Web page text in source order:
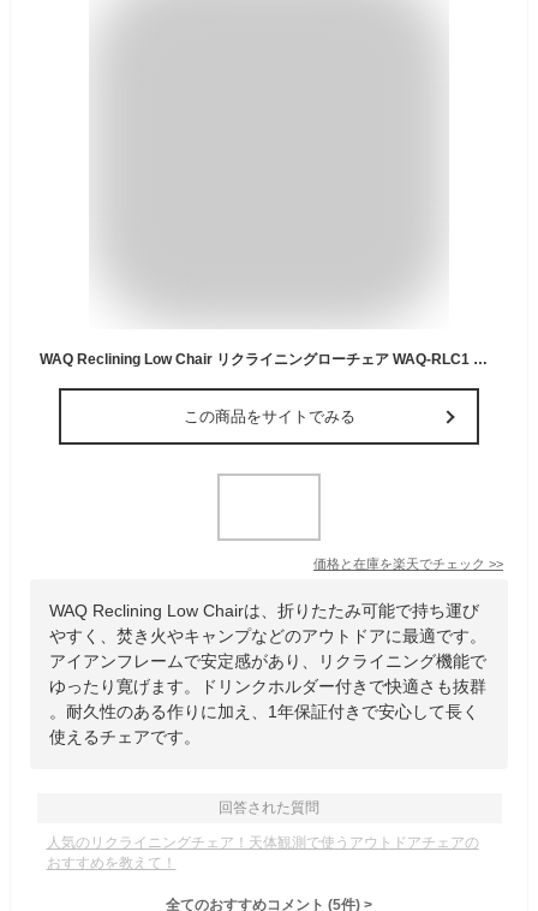
WAQ Reclining Low Chair リクライニングローチェア WAQ-RLC1 折りたたみチェア リクライニングチェア アウトドアチェア 焚き火 キャンプ椅子 リクローチェア【1年保証】
この商品をサイトでみる
価格と在庫を楽天でチェック >>
WAQ Reclining Low Chairは、折りたたみ可能で持ち運び
やすく、焚き火やキャンプなどのアウトドアに最適です。
アイアンフレームで安定感があり、リクライニング機能で
ゆったり寛げます。ドリンクホルダー付きで快適さも抜群
。耐久性のある作りに加え、1年保証付きで安心して長く
使えるチェアです。
回答された質問
人気のリクライニングチェア！天体観測で使うアウトドアチェアの
おすすめを教えて！
全てのおすすめコメント (5件) >